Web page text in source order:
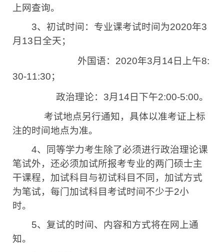
上网查询。
3、初试时间：专业课考试时间为2020年3
月 13 日全天；
外国语： 2020年3月 14 日上午8:
30-11:30；
政治理论： 3月 14 日下午2:00-5:00。
考试地点另行通知，具体以准考证上标
注的时间地点为准。
4、同等学力考生除了必须进行政治理论课
笔试外，还必须加试所报考专业的两门硕士主
干课程，加试科目与初试科目不同，加试方式
为笔试，每门加试科目考试时间不少于2小
时。
5、复试的时间、内容和方式将在网上通
知。